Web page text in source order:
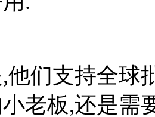
他们支持全球
老板,还是需